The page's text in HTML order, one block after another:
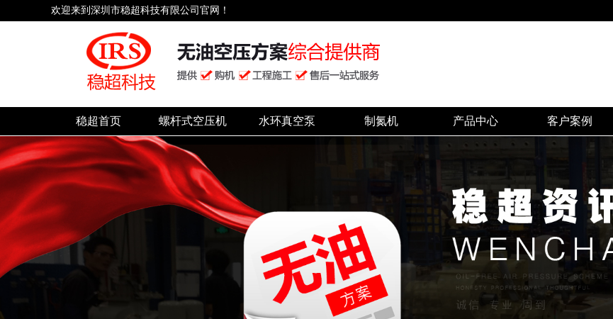
欢迎来到深圳市稳超科技有限公司官网！
稳超首页 螺杆式空压机 水环真空泵 制氮机 产品中心 客户案例